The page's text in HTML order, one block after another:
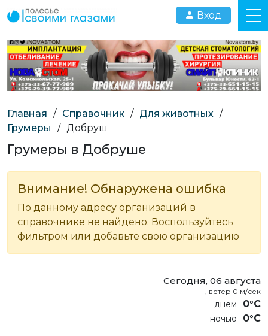
Вход
Главная / Справочник / Для животных /
Грумеры
/ Добруш
Грумеры в Добруше
Внимание! Обнаружена ошибка
По данному адресу организаций в
справочнике не найдено. Воспользуйтесь
фильтром или добавьте свою организацию
Сегодня, 06 августа
, ветер 0 м/сек
0°C
0°C